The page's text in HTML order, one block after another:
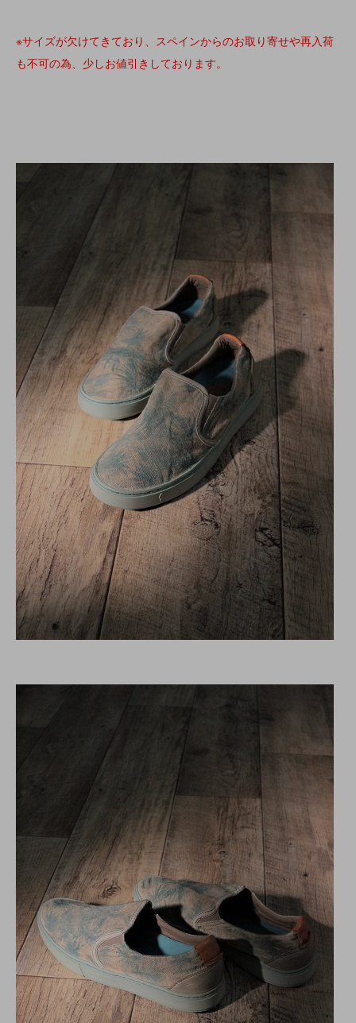
※サイズが欠けてきており、スペインからのお取り寄せや再入荷
も不可の為、少しお値引きしております。